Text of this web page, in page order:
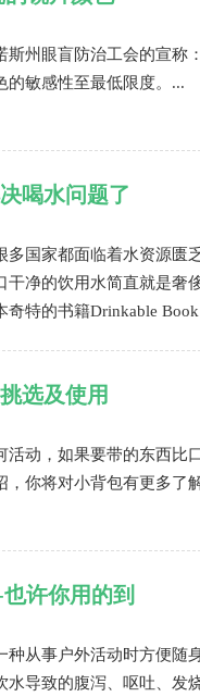
斯州眼盲防治工会的宣称
的敏感性至最低限度。...
喝水问题了
多国家都面临着水资源匮
干净的饮用水简直就是奢
奇特的书籍Drinkable
选及使用
活动，如果要带的东西比
，你将对小背包有更多了
许你用的到
种从事户外活动时方便随
水导致的腹泻、呕吐、发